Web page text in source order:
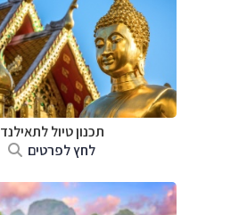
תכנון טיול לתאילנד
לחץ לפרטים